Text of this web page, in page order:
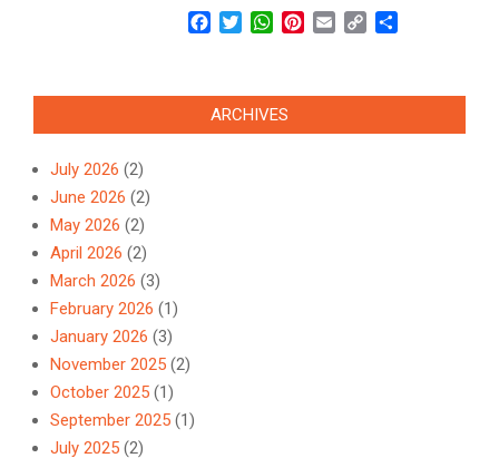
Facebook
TwitterWhatsApp
Pinterest
Email Copy
ARCHIVES
July 2026 (2)
June 2026 (2)
May 2026 (2)
April 2026 (2)
March 2026 (3)
February 2026 (1)
January 2026 (3)
November 2025 (2)
October 2025 (1)
September 2025 (1)
July 2025 (2)